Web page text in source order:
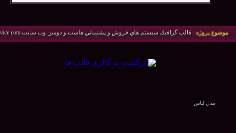
موضوع پروژه : قالب گرافيك سيستم هاي فروش و پشتيباني هاست و دومين وب سايت 3ervice.com
مدل لباس